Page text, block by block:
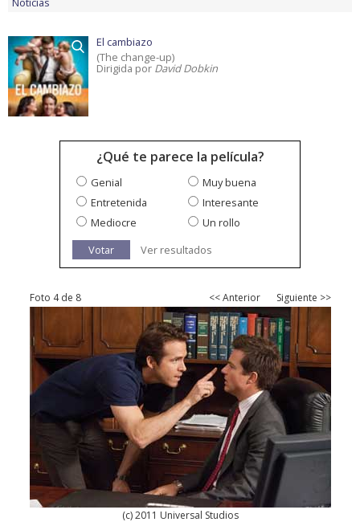
El cambiazo
(The change-up)
Dirigida por David Dobkin
¿Qué te parece la película?
Genial
Muy buena
Entretenida
Interesante
Mediocre
Un rollo
Votar
Ver resultados
Foto 4 de 8 << Anterior Siguiente >>
(c) 2011 Universal Studios